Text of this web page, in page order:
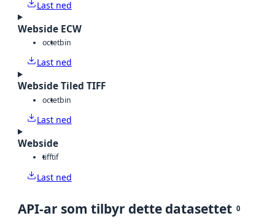
Last ned
Webside ECW
octetbin
Last ned
Webside Tiled TIFF
octetbin
Last ned
Webside
tifftif
Last ned
API-ar som tilbyr dette datasettet 0